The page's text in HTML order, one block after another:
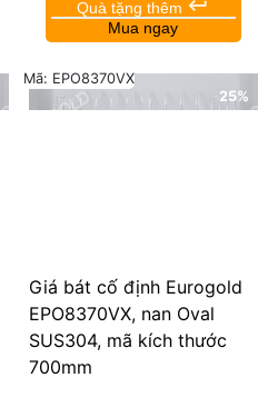
Quà tặng thêm keyboard_return
Mua ngay
25%
Giá bát cố định Eurogold
EPO8370VX, nan Oval
SUS304, mã kích thước
700mm
Mã: EPO8370VX